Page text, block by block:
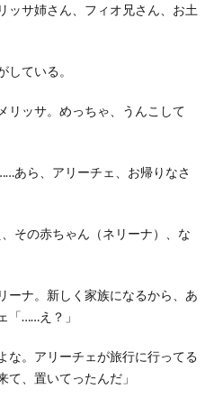
サ姉さん、フィオ兄さん、お土
ている。
リッサ。めっちゃ、うんこして
あら、アリーチェ、お帰りなさ
その赤ちゃん（ネリーナ）、な
ナ。新しく家族になるから、あ
「……え？」
な。アリーチェが旅行に行ってる
、置いてったんだ」